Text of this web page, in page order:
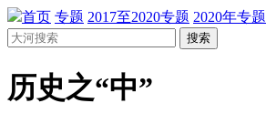
首页 专题 2017至2020专题 2020年专题
搜索
历史之“中”